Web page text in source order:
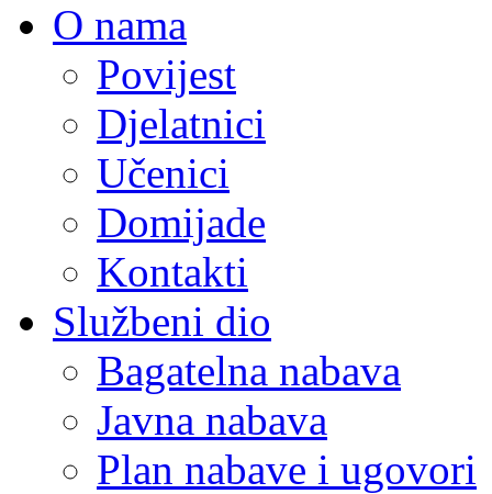
O nama
Povijest
Djelatnici
Učenici
Domijade
Kontakti
Službeni dio
Bagatelna nabava
Javna nabava
Plan nabave i ugovori